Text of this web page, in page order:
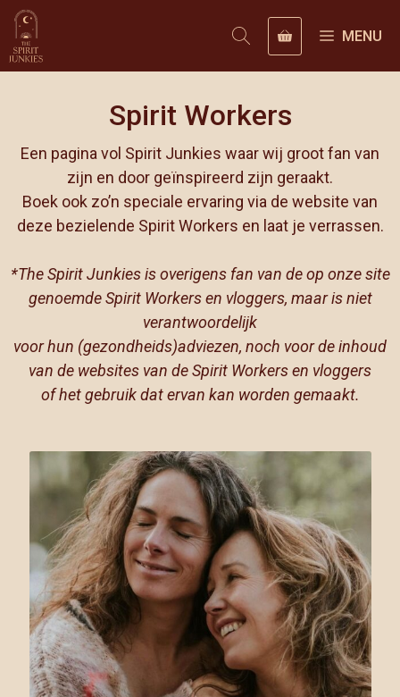
Ga
naar
de
MENU
Spirit Workers
Een pagina vol Spirit Junkies waar wij groot fan van
zijn en door geïnspireerd zijn geraakt.
Boek ook zo’n speciale ervaring via de website van
deze bezielende Spirit Workers en laat je verrassen.
*The Spirit Junkies is overigens fan van de op onze site
genoemde Spirit Workers en vloggers, maar is niet
verantwoordelijk
voor hun (gezondheids)adviezen, noch voor de inhoud
van de websites van de Spirit Workers en vloggers
of het gebruik dat ervan kan worden gemaakt.